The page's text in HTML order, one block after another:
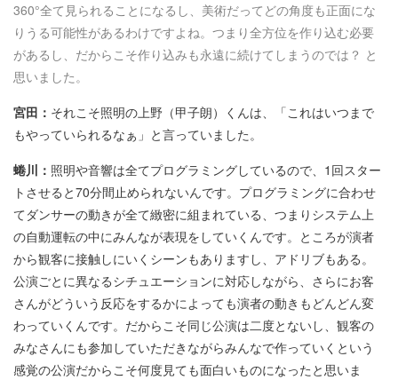
360°全て見られることになるし、美術だってどの角度も正面にな
りうる可能性があるわけですよね。つまり全方位を作り込む必要
があるし、だからこそ作り込みも永遠に続けてしまうのでは？ と
思いました。
宮田： それこそ照明の上野（甲子朗）くんは、「これはいつまで
もやっていられるなぁ」と言っていました。
蜷川： 照明や音響は全てプログラミングしているので、1回スター
トさせると70分間止められないんです。プログラミングに合わせ
てダンサーの動きが全て緻密に組まれている、つまりシステム上
の自動運転の中にみんなが表現をしていくんです。ところが演者
から観客に接触しにいくシーンもありますし、アドリブもある。
公演ごとに異なるシチュエーションに対応しながら、さらにお客
さんがどういう反応をするかによっても演者の動きもどんどん変
わっていくんです。だからこそ同じ公演は二度とないし、観客の
みなさんにも参加していただきながらみんなで作っていくという
感覚の公演だからこそ何度見ても面白いものになったと思いま